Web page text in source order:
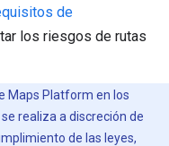
de
los riesgos de rutas
Maps Platform en los
realiza a discreción de
de las leyes,